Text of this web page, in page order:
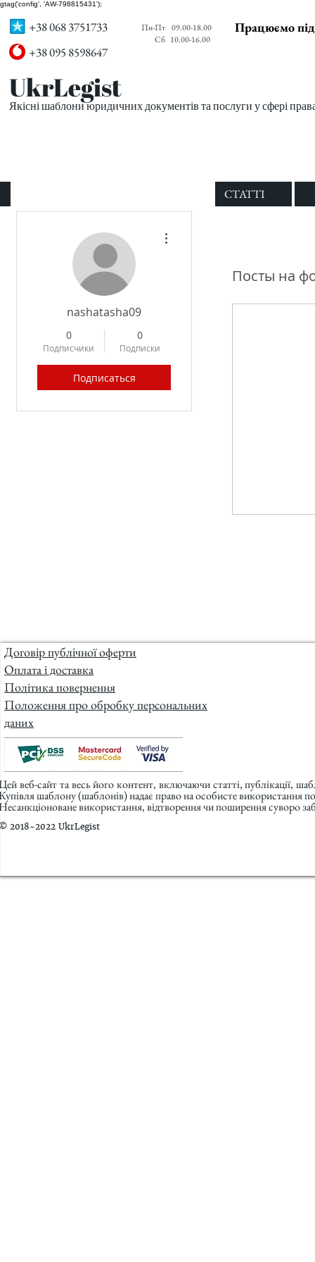
gtag('config', 'AW-798815431');
+38 068 3751733
+38 095 8598647
Пн-Пт
Сб
09.00-18.00
10.00-16.00
Працюємо
UkrLegist
Якісні шаблони юридичних документів та послуги у сфері
СТАТТІ
nashatasha09
0
Подписчики
0
Подписки
Подписаться
Посты на
Договір публічної оферти
Оплата і доставка
Політика повернення
Положення про обробку персональних
даних
веб-сайт та весь його контент, включаючи статті, публікації,
шаблону (шаблонів) надає право на особисте використання
використання, відтворення чи поширення суворо
2018-2022 UkrLegist